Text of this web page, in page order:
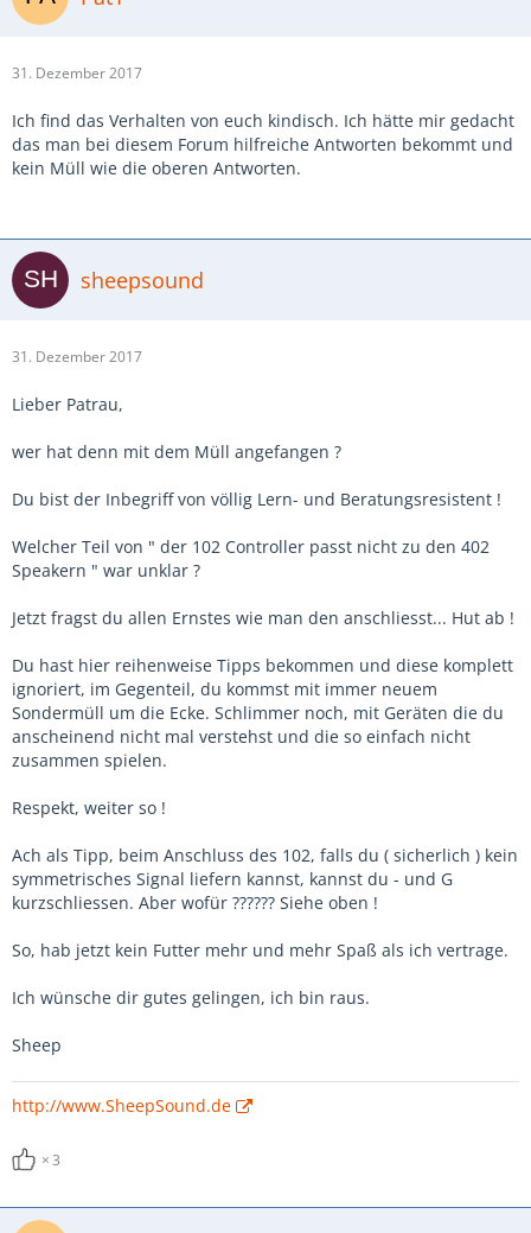
31. Dezember 2017
Ich find das Verhalten von euch kindisch. Ich hätte mir gedacht
das man bei diesem Forum hilfreiche Antworten bekommt und
kein Müll wie die oberen Antworten.
sheepsound
31. Dezember 2017
Lieber Patrau,
wer hat denn mit dem Müll angefangen ?
Du bist der Inbegriff von völlig Lern- und Beratungsresistent !
Welcher Teil von " der 102 Controller passt nicht zu den 402
Speakern " war unklar ?
Jetzt fragst du allen Ernstes wie man den anschliesst... Hut ab !
Du hast hier reihenweise Tipps bekommen und diese komplett
ignoriert, im Gegenteil, du kommst mit immer neuem
Sondermüll um die Ecke. Schlimmer noch, mit Geräten die du
anscheinend nicht mal verstehst und die so einfach nicht
zusammen spielen.
Respekt, weiter so !
Ach als Tipp, beim Anschluss des 102, falls du ( sicherlich ) kein
symmetrisches Signal liefern kannst, kannst du - und G
kurzschliessen. Aber wofür ?????? Siehe oben !
So, hab jetzt kein Futter mehr und mehr Spaß als ich vertrage.
Ich wünsche dir gutes gelingen, ich bin raus.
Sheep
http://www.SheepSound.de
3